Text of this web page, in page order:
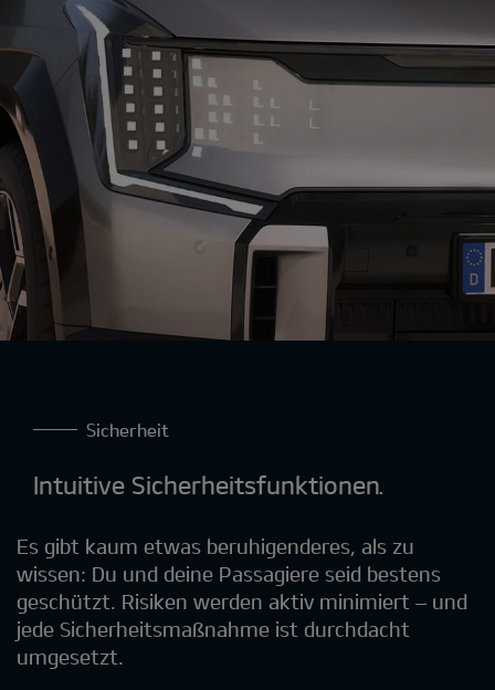
Ansprechverhalten und ein dynamischeres
Fahrerlebnis.
Sicherheit
Intuitive Sicherheitsfunktionen.
Es gibt kaum etwas beruhigenderes, als zu
wissen: Du und deine Passagiere seid bestens
geschützt. Risiken werden aktiv minimiert – und
jede Sicherheitsmaßnahme ist durchdacht
umgesetzt.